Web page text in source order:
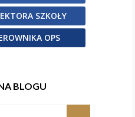
SZKOŁY
OPS
BLOGU